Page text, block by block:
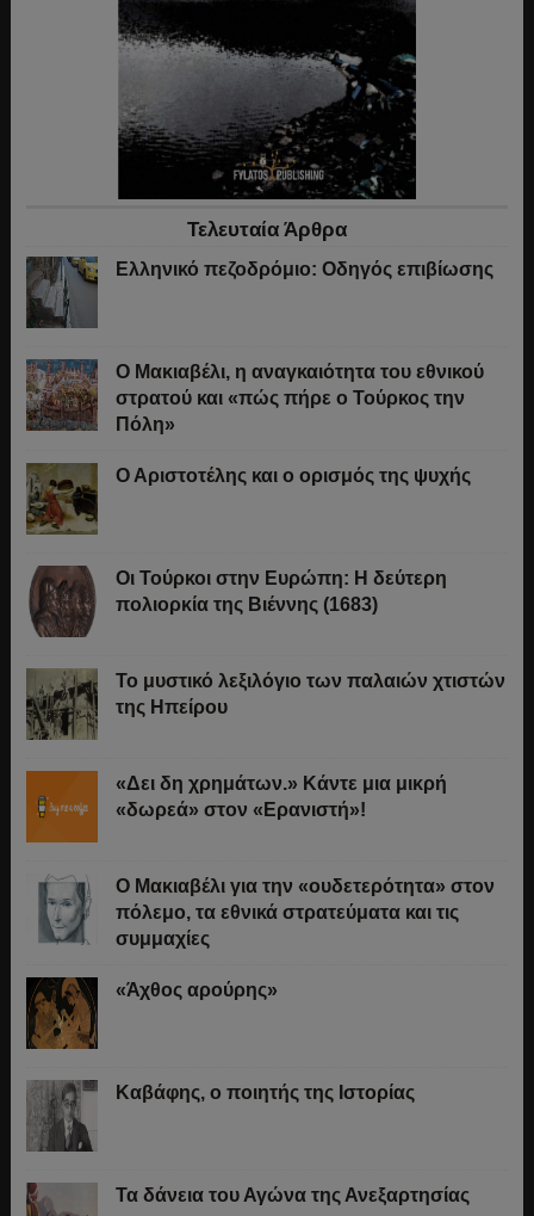
Τελευταία Άρθρα
Ελληνικό πεζοδρόμιο: Οδηγός επιβίωσης
Ο Μακιαβέλι, η αναγκαιότητα του εθνικού
στρατού και «πώς πήρε ο Τούρκος την
Πόλη»
Ο Αριστοτέλης και ο ορισμός της ψυχής
Οι Τούρκοι στην Ευρώπη: Η δεύτερη
πολιορκία της Βιέννης (1683)
Το μυστικό λεξιλόγιο των παλαιών χτιστών
της Ηπείρου
«Δει δη χρημάτων.» Κάντε μια μικρή
«δωρεά» στον «Ερανιστή»!
O Μακιαβέλι για την «ουδετερότητα» στον
πόλεμο, τα εθνικά στρατεύματα και τις
συμμαχίες
«Άχθος αρούρης»
Καβάφης, ο ποιητής της Ιστορίας
Τα δάνεια του Αγώνα της Ανεξαρτησίας